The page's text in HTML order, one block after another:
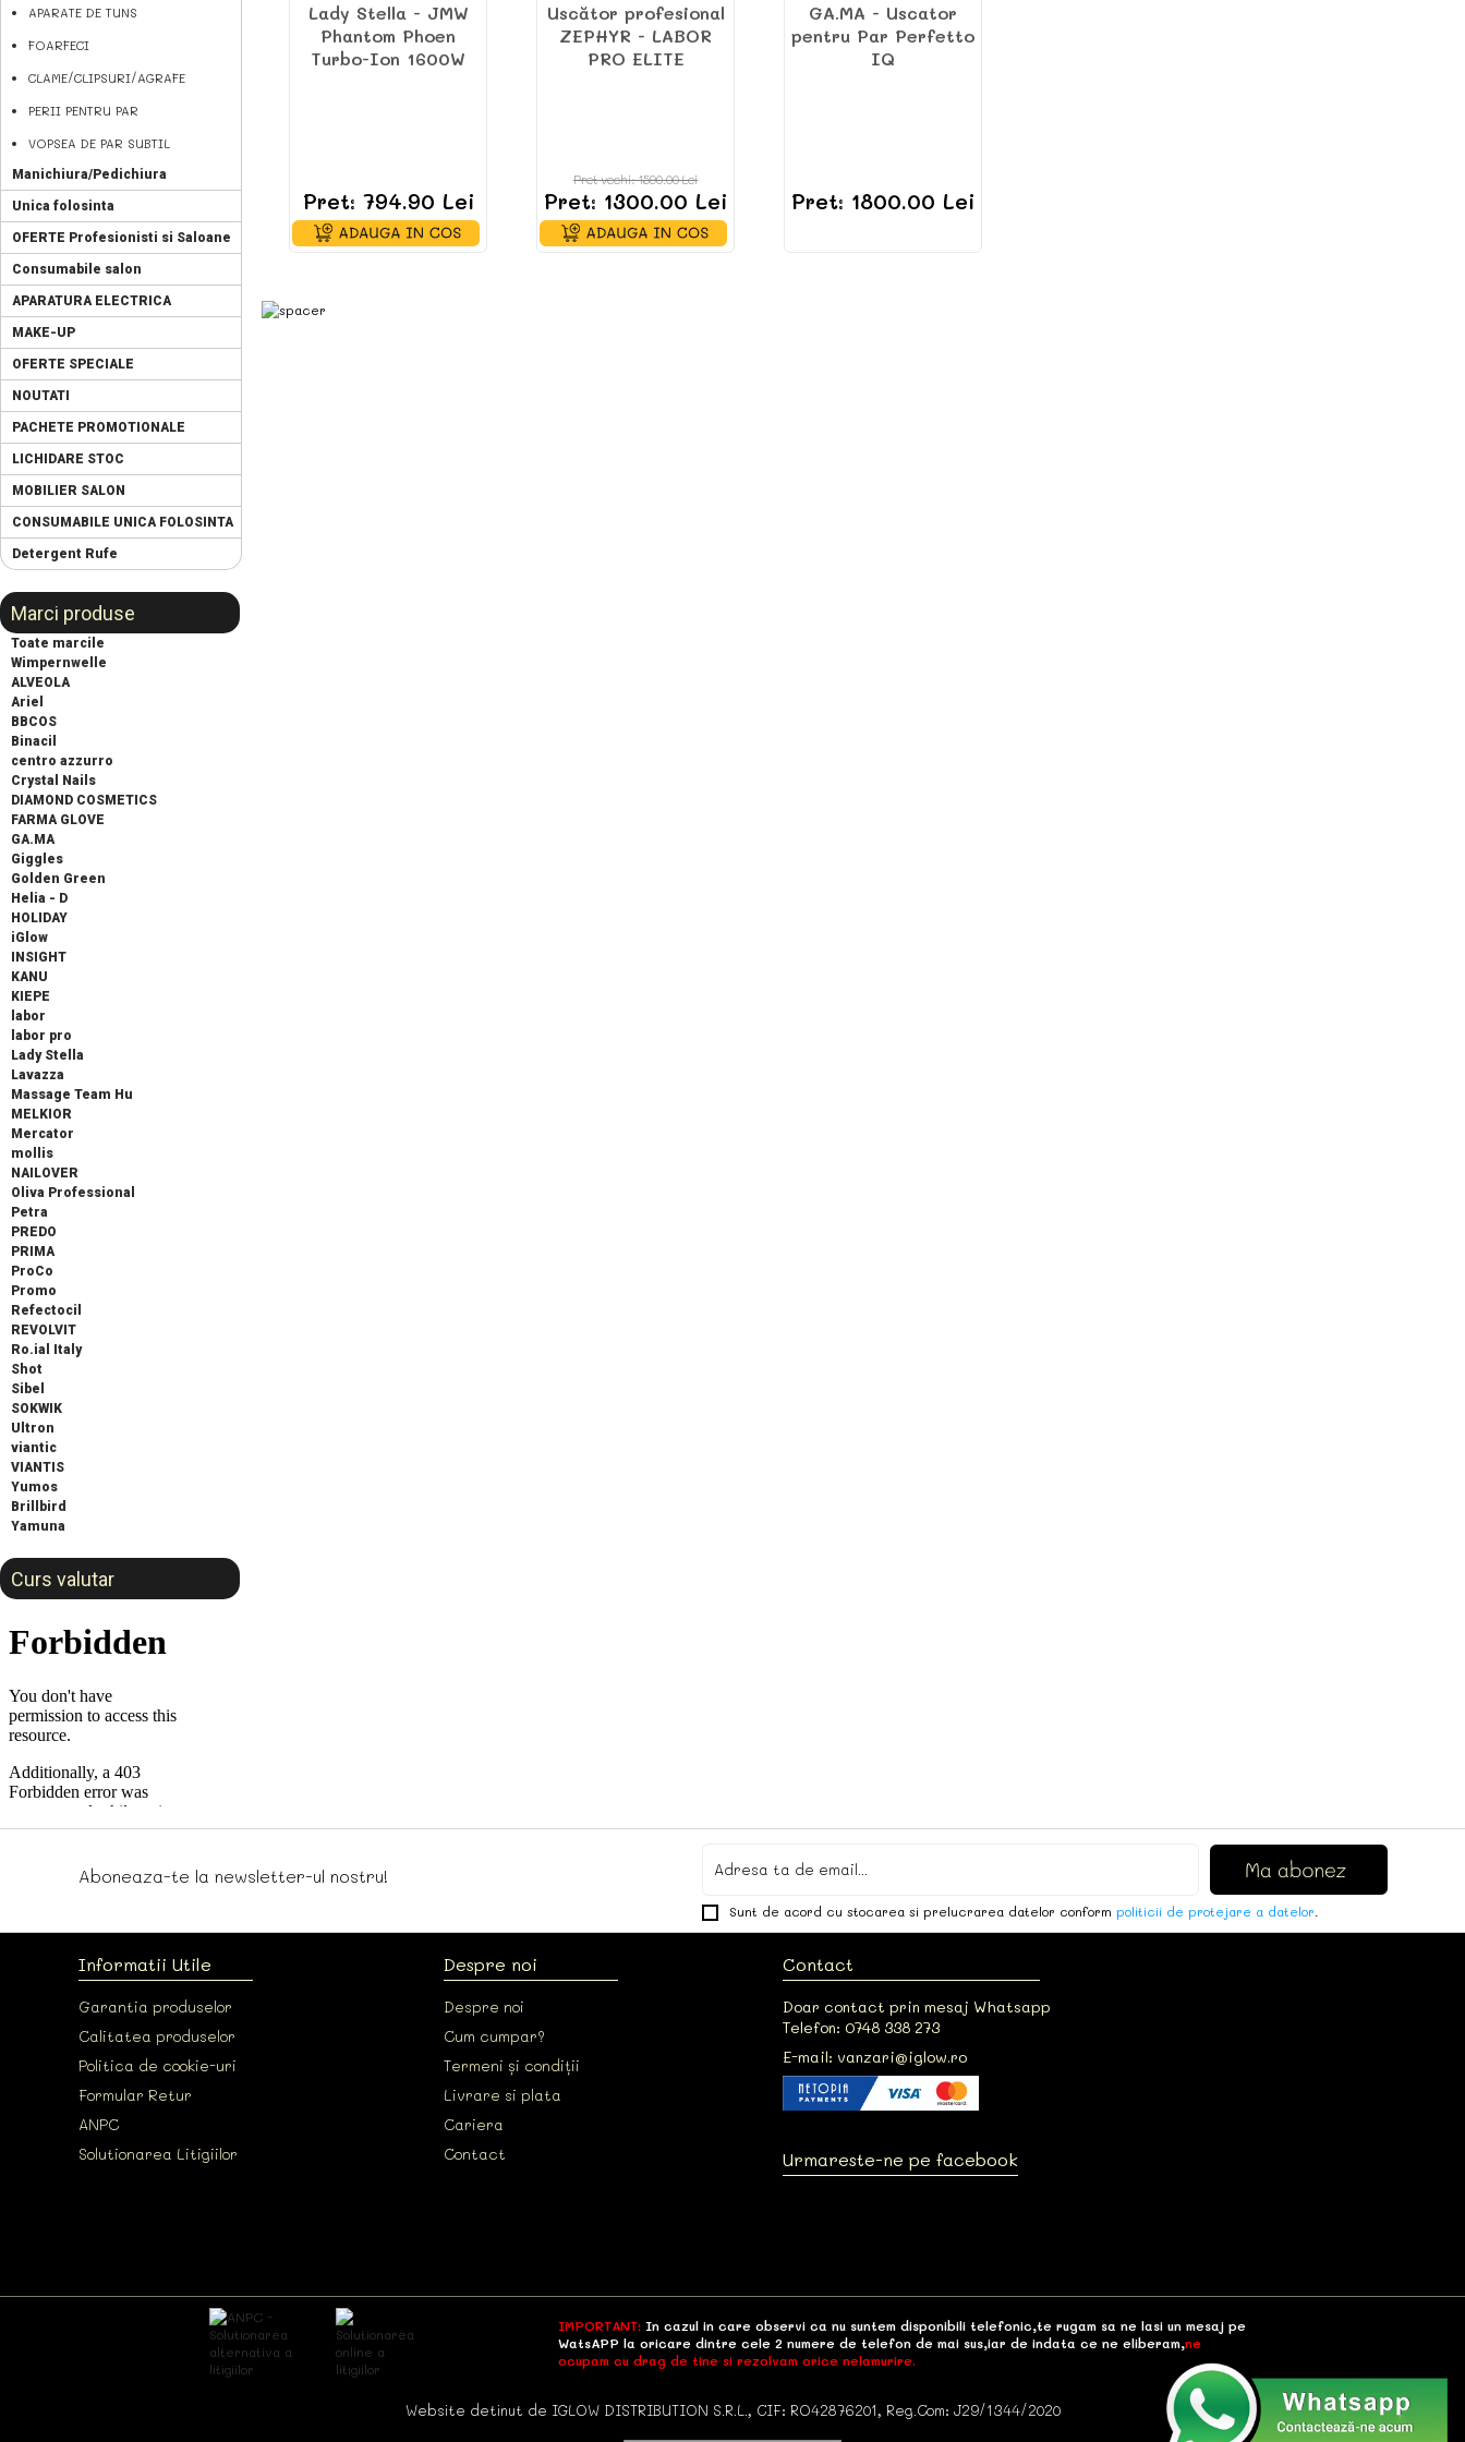
APARATE DE TUNS
FOARFECI
CLAME/CLIPSURI/AGRAFE
PERII PENTRU PAR
VOPSEA DE PAR SUBTIL
Manichiura/Pedichiura
Unica folosinta
OFERTE Profesionisti si Saloane
Consumabile salon
APARATURA ELECTRICA
MAKE-UP
OFERTE SPECIALE
NOUTATI
PACHETE PROMOTIONALE
LICHIDARE STOC
MOBILIER SALON
CONSUMABILE UNICA FOLOSINTA
Detergent Rufe
Marci produse
Toate marcile
Wimpernwelle
ALVEOLA
Ariel
BBCOS
Binacil
centro azzurro
Crystal Nails
DIAMOND COSMETICS
FARMA GLOVE
GA.MA
Giggles
Golden Green
Helia - D
HOLIDAY
iGlow
INSIGHT
KANU
KIEPE
labor
labor pro
Lady Stella
Lavazza
Massage Team Hu
MELKIOR
Mercator
mollis
NAILOVER
Oliva Professional
Petra
PREDO
PRIMA
ProCo
Promo
Refectocil
REVOLVIT
Ro.ial Italy
Shot
Sibel
SOKWIK
Ultron
viantic
VIANTIS
Yumos
Brillbird
Yamuna
Curs valutar
Lady Stella - JMW
Phantom Phoen
Turbo-Ion 1600W
Pret: 794.90 Lei
Uscător profesional
ZEPHYR - LABOR
PRO ELITE
Pret vechi: 1590.00 Lei
Pret: 1300.00 Lei
GA.MA - Uscator
pentru Par Perfetto
IQ
Pret: 1800.00 Lei
Aboneaza-te la newsletter-ul nostru!
Sunt de acord cu stocarea si prelucrarea datelor conform politicii de protejare a datelor
Informatii Utile
Garantia produselor
Calitatea produselor
Politica de cookie-uri
Formular Retur
ANPC
Solutionarea Litigiilor
Despre noi
Despre noi
Cum cumpar?
Termeni și condiții
Livrare si plata
Cariera
Contact
Contact
Doar contact prin mesaj Whatsapp
Telefon: 0748 338 273
E-mail: vanzari@iglow.ro
Urmareste-ne pe facebook
IMPORTANT: In cazul in care observi ca nu suntem disponibili telefonic,te rugam sa ne lasi un mesaj pe
WatsAPP la oricare dintre cele 2 numere de telefon de mai sus,iar de indata ce ne eliberam,ne
ocupam cu drag de tine si rezolvam orice nelamurire.
Website detinut de IGLOW DISTRIBUTION S.R.L., CIF: RO42876201, Reg.Com: J29/1344/2020